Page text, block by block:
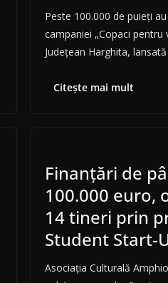
Peste 100.000 de puieţi
campaniei „Copaci pentru
Judeţean Harghita,
Citește mai mult
Finanţări de
100.000 euro,
14 tineri prin
Student Start-
Asociaţia Culturală